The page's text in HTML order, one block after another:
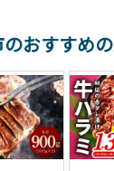
おすすめ